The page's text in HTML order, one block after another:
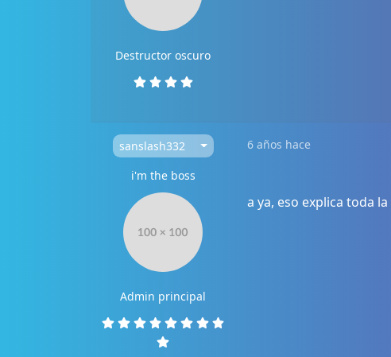
Destructor oscuro
sanslash332
i'm the boss
6 años hace
Admin principal
a ya, eso explica toda